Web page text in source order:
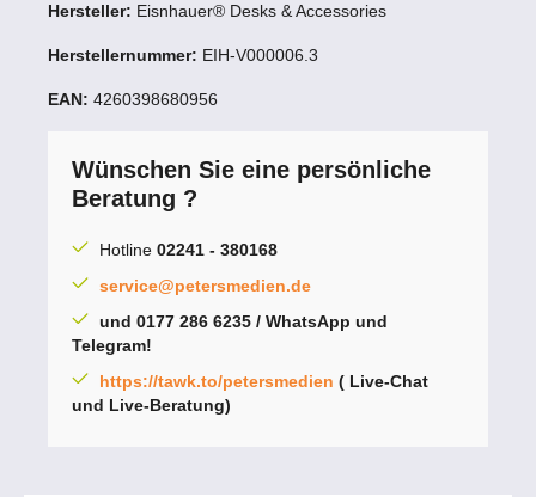
Hersteller: Eisnhauer® Desks & Accessories
Herstellernummer: EIH-V000006.3
EAN: 4260398680956
Wünschen Sie eine persönliche
Beratung ?
Hotline 02241 - 380168
service@petersmedien.de
und 0177 286 6235 / WhatsApp und
Telegram!
https://tawk.to/petersmedien ( Live-Chat
und Live-Beratung)